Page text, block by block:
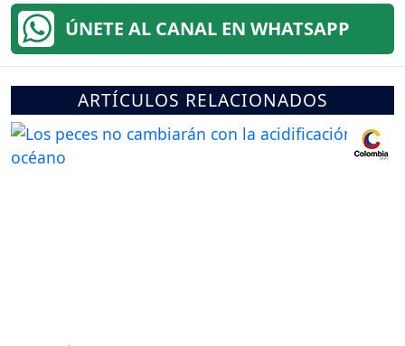
ÚNETE AL CANAL EN WHATSAPP
ARTÍCULOS RELACIONADOS